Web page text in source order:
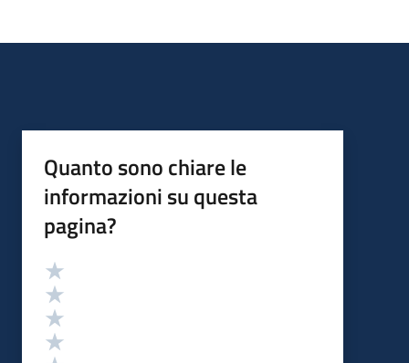
Quanto sono chiare le
informazioni su questa
pagina?
Valutazione